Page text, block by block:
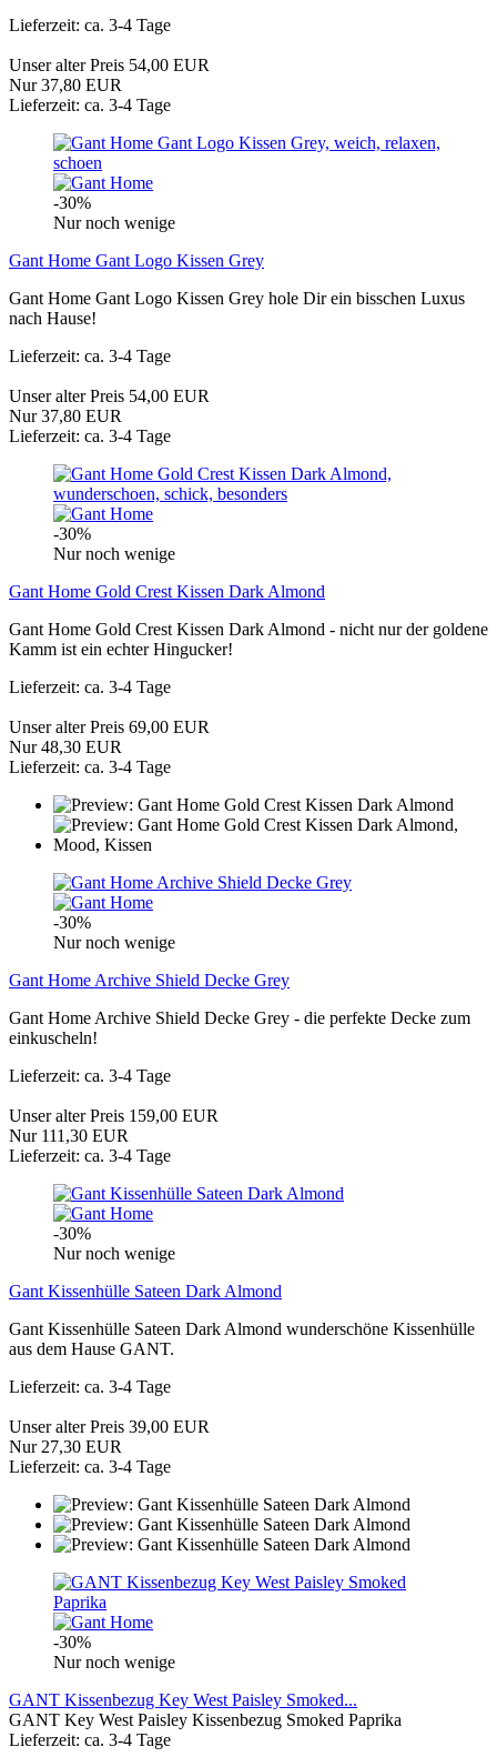
Lieferzeit: ca. 3-4 Tage
Unser alter Preis 54,00 EUR
Nur 37,80 EUR
Lieferzeit: ca. 3-4 Tage
-30%
Nur noch wenige
Gant Home Gant Logo Kissen Grey
Gant Home Gant Logo Kissen Grey hole Dir ein bisschen Luxus
nach Hause!
Lieferzeit: ca. 3-4 Tage
Unser alter Preis 54,00 EUR
Nur 37,80 EUR
Lieferzeit: ca. 3-4 Tage
-30%
Nur noch wenige
Gant Home Gold Crest Kissen Dark Almond
Gant Home Gold Crest Kissen Dark Almond - nicht nur der goldene
Kamm ist ein echter Hingucker!
Lieferzeit: ca. 3-4 Tage
Unser alter Preis 69,00 EUR
Nur 48,30 EUR
Lieferzeit: ca. 3-4 Tage
-30%
Nur noch wenige
Gant Home Archive Shield Decke Grey
Gant Home Archive Shield Decke Grey - die perfekte Decke zum
einkuscheln!
Lieferzeit: ca. 3-4 Tage
Unser alter Preis 159,00 EUR
Nur 111,30 EUR
Lieferzeit: ca. 3-4 Tage
-30%
Nur noch wenige
Gant Kissenhülle Sateen Dark Almond
Gant Kissenhülle Sateen Dark Almond wunderschöne Kissenhülle
aus dem Hause GANT.
Lieferzeit: ca. 3-4 Tage
Unser alter Preis 39,00 EUR
Nur 27,30 EUR
Lieferzeit: ca. 3-4 Tage
-30%
Nur noch wenige
GANT Kissenbezug Key West Paisley Smoked...
GANT Key West Paisley Kissenbezug Smoked Paprika
Lieferzeit: ca. 3-4 Tage